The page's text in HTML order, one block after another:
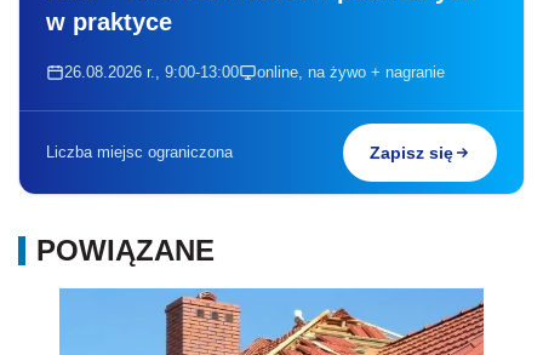
w praktyce
26.08.2026 r., 9:00-13:00 online, na żywo + nagranie
Liczba miejsc ograniczona Zapisz się
POWIĄZANE